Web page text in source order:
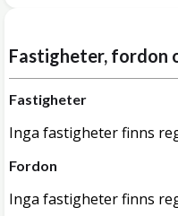
Fastigheter, fordon
Fastigheter
Inga fastigheter finns
Fordon
Inga fastigheter finns